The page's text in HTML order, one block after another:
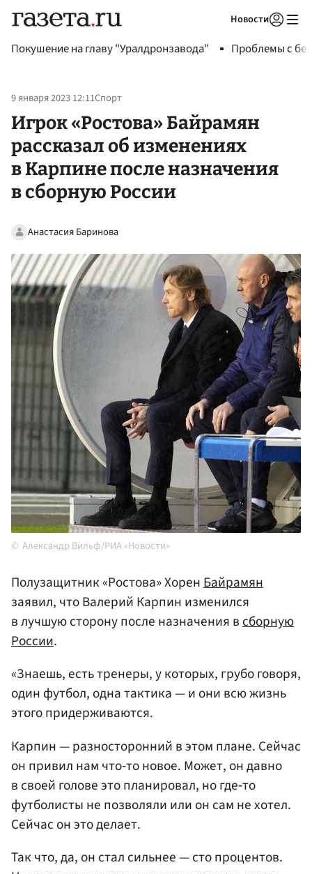
Новости
Покушение на главу "Уралдронзавода" Проблемы с
9 января 2023 12:11Спорт
Игрок «Ростова» Байрамян
рассказал об изменениях
в Карпине после назначения
в сборную России
Анастасия Баринова
Александр Вильф/РИА «Новости»
Полузащитник «Ростова» ХоренБайрамян
заявил, что Валерий Карпин изменился
в лучшую сторону после назначения всборную
России.
«Знаешь, есть тренеры, у которых, грубо говоря,
один футбол, одна тактика — и они всю жизнь
этого придерживаются.
Карпин — разносторонний в этом плане. Сейчас
он привил нам что‑то новое. Может, он давно
в своей голове это планировал, но где‑то
футболисты не позволяли или он сам не хотел.
Сейчас он это делает.
Так что, да, он стал сильнее — сто процентов.